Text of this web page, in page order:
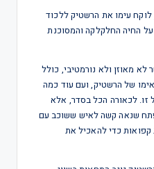
עימו את הרשטיק ללכוד
החיה החלקלקה והמסוכנת
מאוזן ולא נורמטיבי, כולל
של הרשטיק, ועם עוד כמה
זו. לכאורה הכל בסדר, אלא
שנאה קשה לאיש ששוכב עם
קפואות כדי להאכיל את